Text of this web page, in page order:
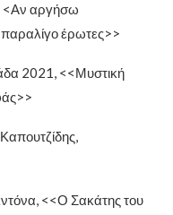
<Αν αργήσω
έρωτες>>
2021, <<Μυστική
<<Ο Σακάτης του